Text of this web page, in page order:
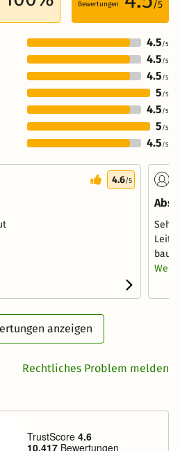
Bewertungen
/5
4.5 /5
4.5 /5
4.5 /5
5 /5
4.5 /5
5 /5
4.5 /5
4.6/5
Sehr
anzeigen
Rechtliches Problem melden